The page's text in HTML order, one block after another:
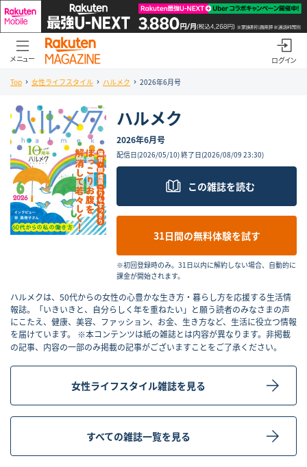
メニュー ログイン
Top 女性ライフスタイル ハルメク 2026年6月号
ハルメク
2026年6月号
配信日(2026/05/10) 終了日(2026/08/09 23:30)
この雑誌を読む
31日間の無料体験を試す
※初回登録時のみ。31日以内に解約しない場合、自動的に
課金が開始されます。
ハルメクは、50代からの女性の心豊かな生き方・暮らし方を応援する生活情
報誌。「いきいきと、自分らしく年を重ねたい」と願う読者のみなさまの声
にこたえ、健康、美容、ファッション、お金、生き方など、生活に役立つ情報
を届けています。 ※本コンテンツは紙の雑誌とは内容が異なります。非掲載
の記事、内容の一部のみ掲載の記事がございますことをご了承ください。
女性ライフスタイル雑誌を見る
すべての雑誌一覧を見る